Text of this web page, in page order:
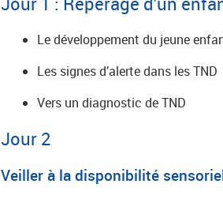
Le développement du jeune
Les signes d’alerte dans les TND
Vers un diagnostic de TND
Jour 2
Veiller à la disponibilité